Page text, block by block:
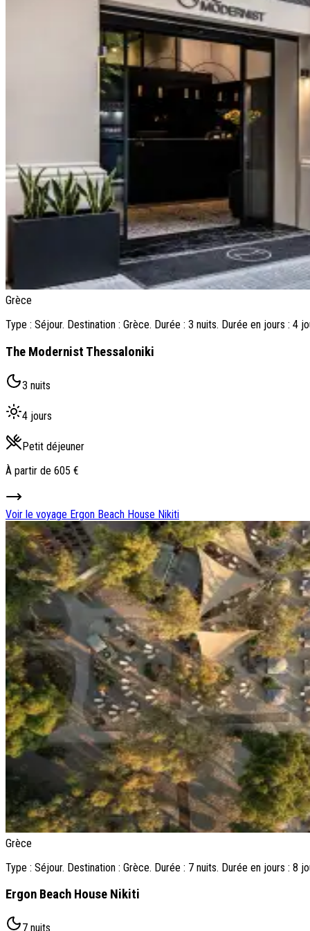
Grèce
Type : Séjour. Destination : Grèce. Durée : 3 nuits. Durée en jours : 4
The Modernist Thessaloniki
3 nuits
4 jours
Petit déjeuner
À partir de 605 €
Voir le voyage Ergon Beach House Nikiti
Grèce
Type : Séjour. Destination : Grèce. Durée : 7 nuits. Durée en jours : 8
Ergon Beach House Nikiti
7 nuits